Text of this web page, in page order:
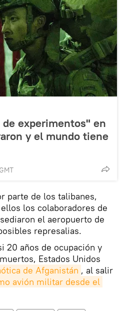
experimentos" en
y el mundo tiene
parte de los talibanes,
los colaboradores de
el aeropuerto de
represalias.
20 años de ocupación y
Estados Unidos
de Afganistán , al salir
avión militar desde el